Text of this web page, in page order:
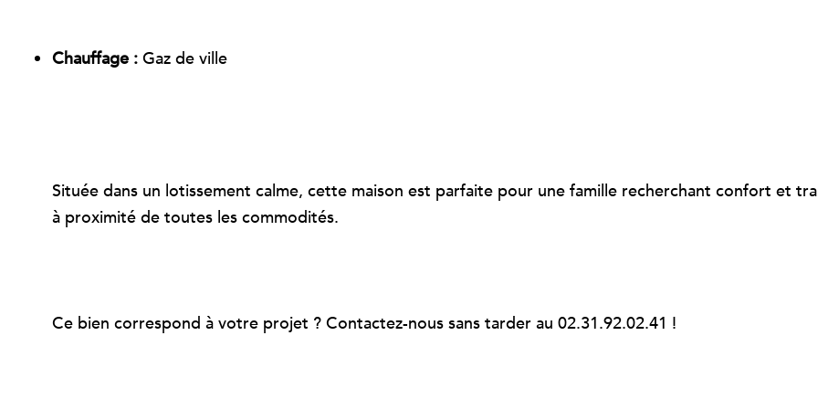
Chauffage : Gaz de ville
Située dans un lotissement calme, cette maison est parfaite pour une famille recherchant confort et
à proximité de toutes les commodités.
Ce bien correspond à votre projet ? Contactez-nous sans tarder au 02.31.92.02.41 !